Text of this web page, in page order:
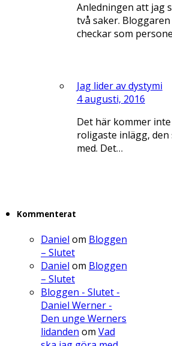
Anledningen att jag
två saker.
checkar som
Jag lider av dystymi
4 augusti, 2016
Det här kommer
roligaste inlägg,
med. Det…
Kommenterat
Daniel om Bloggen
– Slutet
Daniel om Bloggen
– Slutet
Bloggen - Slutet -
Daniel Werner -
Den unge Werners
lidanden om Vad